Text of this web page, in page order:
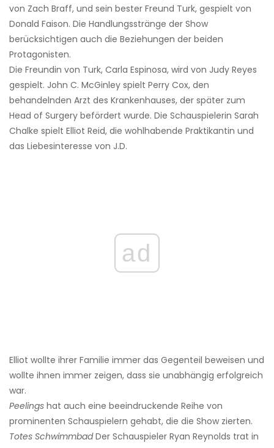
von Zach Braff, und sein bester Freund Turk, gespielt von
Donald Faison. Die Handlungsstränge der Show
berücksichtigen auch die Beziehungen der beiden
Protagonisten.
Die Freundin von Turk, Carla Espinosa, wird von Judy Reyes
gespielt. John C. McGinley spielt Perry Cox, den
behandelnden Arzt des Krankenhauses, der später zum
Head of Surgery befördert wurde. Die Schauspielerin Sarah
Chalke spielt Elliot Reid, die wohlhabende Praktikantin und
das Liebesinteresse von J.D.
ad
Elliot wollte ihrer Familie immer das Gegenteil beweisen und
wollte ihnen immer zeigen, dass sie unabhängig erfolgreich
war.
Peelings hat auch eine beeindruckende Reihe von
prominenten Schauspielern gehabt, die die Show zierten.
Totes SchwimmbadDer Schauspieler Ryan Reynolds trat in